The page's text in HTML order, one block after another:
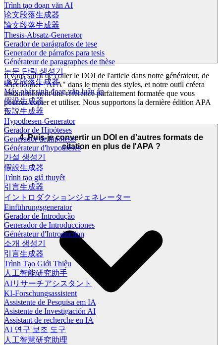
Trình tạo đoạn văn AI
论文段落生成器
論文段落生成器
Thesis-Absatz-Generator
Gerador de parágrafos de tese
Generador de párrafos para tesis
Générateur de paragraphes de thèse
논문 단락 생성기
論文段落生成器
Máy phát sinh đoạn văn luận án
假设生成器
仮説生成器
Hypothesen-Generator
Gerador de Hipóteses
Generador de hipótesis
Générateur d'hypothèses
가설 생성기
假設生成器
Trình tạo giả thuyết
引言生成器
イントロダクションジェネレーター
Einführungsgenerator
Gerador de Introdução
Generador de Introducciones
Générateur d'Introduction
소개 생성기
引言生成器
Trình Tạo Giới Thiệu
人工智能研究助手
AIリサーチアシスタント
KI-Forschungsassistent
Assistente de Pesquisa em IA
Asistente de Investigación AI
Assistant de recherche en IA
AI 연구 보조 도구
人工智慧研究助理
Il vous suffit de coller le DOI de l'article dans notre générateur, de
sélectionner "APA" dans le menu des styles, et notre outil créera
instantanément une référence parfaitement formatée que vous
pourrez copier et utiliser. Nous supportons la dernière édition APA
7.
4. Puis-je convertir un DOI en d'autres formats de
citation en plus de l'APA ?